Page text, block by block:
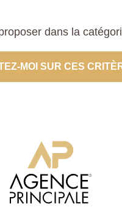
dans la
MOI SUR CES